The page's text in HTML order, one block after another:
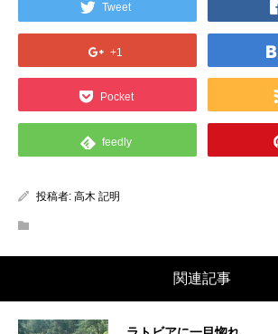
Tweet
+1
Pocket
feedly
投稿者: 高木 記明
関連記事